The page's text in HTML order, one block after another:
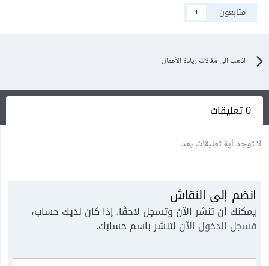
متابعون 1
اذهب الى مقالات ريادة الأعمال
0 تعليقات
لا توجد أية تعليقات بعد
انضم إلى النقاش
يمكنك أن تنشر الآن وتسجل لاحقًا. إذا كان لديك حساب،
فسجل الدخول الآن لتنشر باسم حسابك.